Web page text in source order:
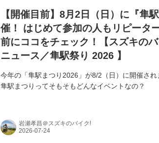
【開催目前】8月2日（日）に『隼
催！ はじめて参加の人もリピータ
前にココをチェック！【スズキの
ニュース／隼駅祭り 2026 】
今年の「隼駅まつり2026」が8/2（日）に開催さ
隼駅まつりってそもそもどんなイベントなの？
岩瀬孝昌＠スズキのバイク!